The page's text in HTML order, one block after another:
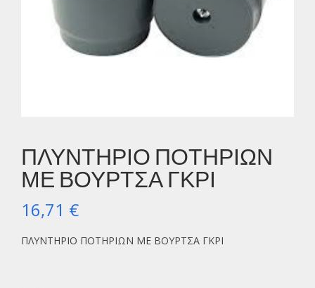
ΠΛΥΝΤΗΡΙΟ ΠΟΤΗΡΙΩΝ
ΜΕ ΒΟΥΡΤΣΑ ΓΚΡΙ
16,71 €
ΠΛΥΝΤΗΡΙΟ ΠΟΤΗΡΙΩΝ ΜΕ ΒΟΥΡΤΣΑ ΓΚΡΙ